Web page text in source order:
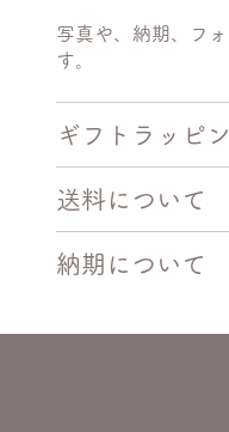
写真や、納期、フ
す。
ギフトラッピ
送料について
納期について